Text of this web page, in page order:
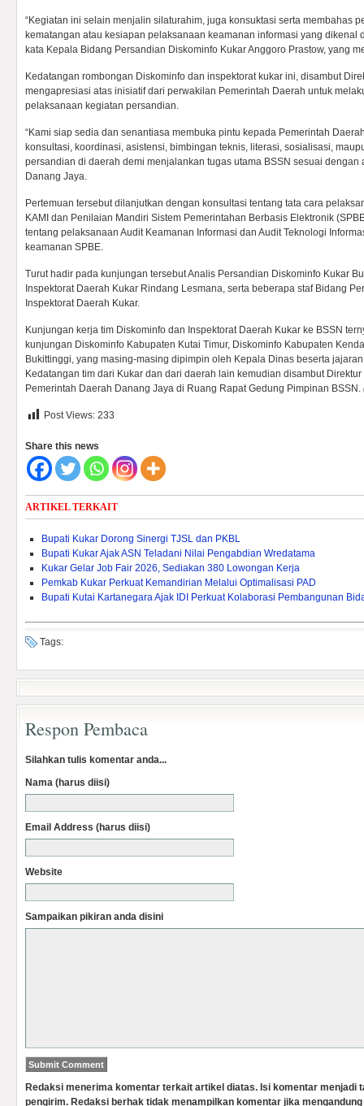
“Kegiatan ini selain menjalin silaturahim, juga konsuktasi serta membahas
kematangan atau kesiapan pelaksanaan keamanan informasi yang dikenal
kata Kepala Bidang Persandian Diskominfo Kukar Anggoro Prastow, yang
Kedatangan rombongan Diskominfo dan inspektorat kukar ini, disambut
mengapresiasi atas inisiatif dari perwakilan Pemerintah Daerah untuk
pelaksanaan kegiatan persandian.
“Kami siap sedia dan senantiasa membuka pintu kepada Pemerintah
konsultasi, koordinasi, asistensi, bimbingan teknis, literasi, sosialisasi,
persandian di daerah demi menjalankan tugas utama BSSN sesuai dengan
Danang Jaya.
Pertemuan tersebut dilanjutkan dengan konsultasi tentang tata cara
KAMI dan Penilaian Mandiri Sistem Pemerintahan Berbasis Elektronik
tentang pelaksanaan Audit Keamanan Informasi dan Audit Teknologi
keamanan SPBE.
Turut hadir pada kunjungan tersebut Analis Persandian Diskominfo Kukar
Inspektorat Daerah Kukar Rindang Lesmana, serta beberapa staf Bidang
Inspektorat Daerah Kukar.
Kunjungan kerja tim Diskominfo dan Inspektorat Daerah Kukar ke BSSN
kunjungan Diskominfo Kabupaten Kutai Timur, Diskominfo Kabupaten
Bukittinggi, yang masing-masing dipimpin oleh Kepala Dinas beserta
Kedatangan tim dari Kukar dan dari daerah lain kemudian disambut
Pemerintah Daerah Danang Jaya di Ruang Rapat Gedung Pimpinan BSSN.
Post Views: 233
Share this news
ARTIKEL TERKAIT
Bupati Kukar Dorong Sinergi TJSL dan PKBL
Bupati Kukar Ajak ASN Teladani Nilai Pengabdian Wredatama
Kukar Gelar Job Fair 2026, Sediakan 380 Lowongan Kerja
Pemkab Kukar Perkuat Kemandirian Melalui Optimalisasi PAD ‎
Bupati Kutai Kartanegara Ajak IDI Perkuat Kolaborasi Pembangunan
Tags:
Respon Pembaca
Silahkan tulis komentar anda...
Nama (harus diisi)
Email Address (harus diisi)
Website
Sampaikan pikiran anda disini
Redaksi menerima komentar terkait artikel diatas. Isi komentar menjadi
pengirim. Redaksi berhak tidak menampilkan komentar jika